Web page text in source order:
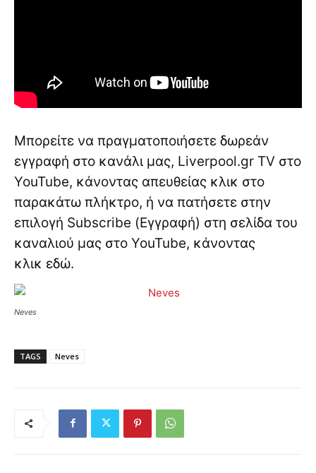
Μπορείτε να πραγματοποιήσετε δωρεάν
εγγραφή στο κανάλι μας, Liverpool.gr TV στο
YouTube, κάνοντας απευθείας κλικ στο
παρακάτω πλήκτρο, ή να πατήσετε στην
επιλογή Subscribe (Εγγραφή) στη σελίδα του
καναλιού μας στο YouTube, κάνοντας
κλικ εδώ.
Neves
TAGS Neves